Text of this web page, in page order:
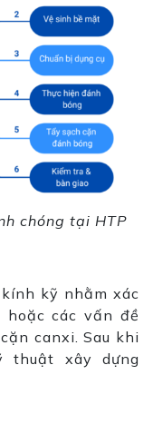
chóng tại HTP
kỹ nhằm xác
các vấn đề
canxi. Sau khi
xây dựng